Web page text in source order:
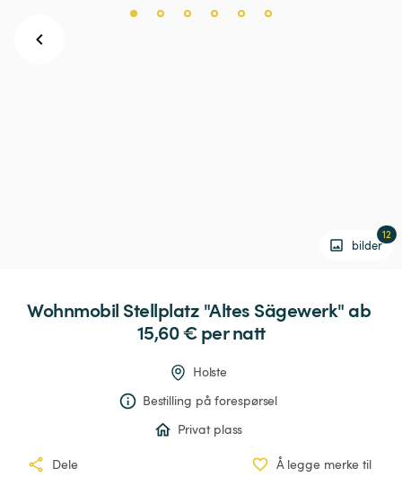
bilder
12
Wohnmobil Stellplatz "Altes Sägewerk" ab
15,60 € per natt
Holste
Bestilling på forespørsel
Privat plass
Dele Å legge merke til